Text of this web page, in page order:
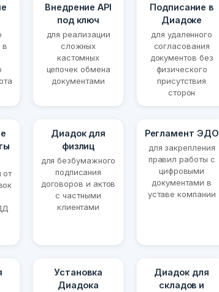
в
Внедрение API
под ключ
для реализации
сложных
кастомных
цепочек обмена
документами
Подписание в
Диадоке
для удаленного
согласования
документов без
физического
присутствия
сторон
от
Диадок для
физлиц
для безбумажного
подписания
договоров и актов
с частными
клиентами
Регламент ЭДО
для закрепления
правил работы с
цифровыми
документами в
уставе компании
Установка
Диадока
Диадок для
складов и